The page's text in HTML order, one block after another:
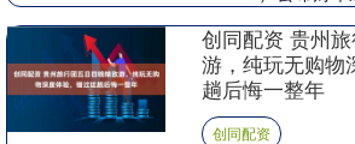
创同配资 贵州
游，纯玩无购物
趟后悔一整年
创同配资